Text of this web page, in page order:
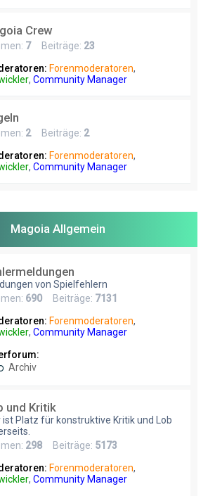
Crew
7Beiträge: 23
Forenmoderatoren,
, Community Manager
2Beiträge: 2
Forenmoderatoren,
, Community Manager
Magoia Allgemein
von Spielfehlern
690 Beiträge: 7131
Forenmoderatoren,
, Community Manager
Archiv
und Kritik
ist Platz für konstruktive Kritik und Lob
298 Beiträge: 5173
Forenmoderatoren,
, Community Manager